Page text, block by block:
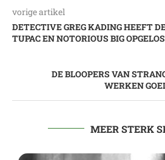
vorige artikel
DETECTIVE GREG KADING HEEFT
TUPAC EN NOTORIOUS BIG
DE BLOOPERS VAN
WERKEN
MEER STERK